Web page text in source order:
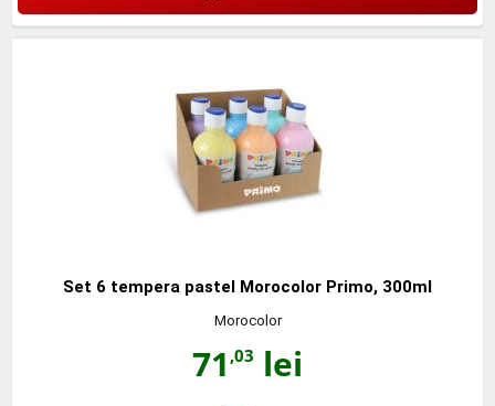
Set 6 tempera pastel Morocolor Primo, 300ml
Morocolor
71 ,03 lei